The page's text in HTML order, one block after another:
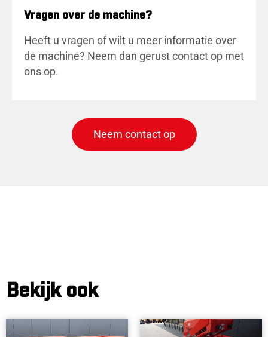
Vragen over de machine?
Heeft u vragen of wilt u meer informatie over
de machine? Neem dan gerust contact op met
ons op.
Neem contact op
Bekijk ook